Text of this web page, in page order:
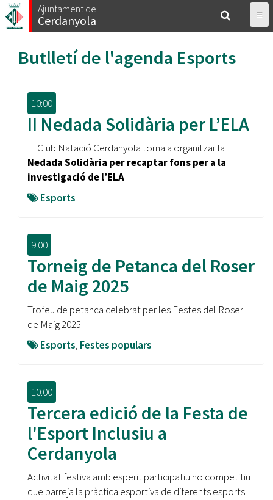
Vés
al
Ajuntament de
Cerdanyola
Butlletí de l'agenda Esports
10:00
II Nedada Solidària per L’ELA
El Club Natació Cerdanyola torna a organitzar la
Nedada Solidària per recaptar fons per a la
investigació de l’ELA
Esports
9:00
Torneig de Petanca del Roser
de Maig 2025
Trofeu de petanca celebrat per les Festes del Roser
de Maig 2025
Esports, Festes populars
10:00
Tercera edició de la Festa de
l'Esport Inclusiu a
Cerdanyola
Activitat festiva amb esperit participatiu no competitiu
que barreja la pràctica esportiva de diferents esports